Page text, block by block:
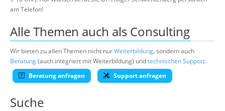
am Telefon!
Alle Themen auch als Consulting
Wir bieten zu allen Themen nicht nurWeiterbildung, sondern auch
Beratung(auch integriert mit Weiterbildung) undtechnischen Support.
Beratung anfragen
Support anfragen
Suche